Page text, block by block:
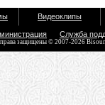
Видеоклипы
Служба
защищены © 2007-2026